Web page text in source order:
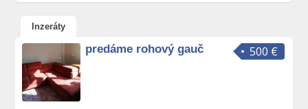
Inzeráty
500 €
predáme rohový gauč